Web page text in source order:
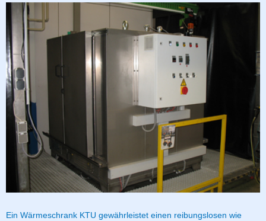
Ein Wärmeschrank KTU gewährleistet einen reibungslosen wie